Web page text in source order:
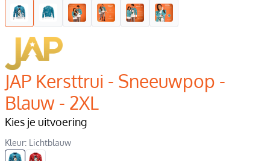
JAP Kersttrui - Sneeuwpop -
Blauw - 2XL
Kies je uitvoering
Kleur: Lichtblauw